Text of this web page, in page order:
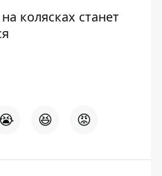
колясках станет
😆 😡